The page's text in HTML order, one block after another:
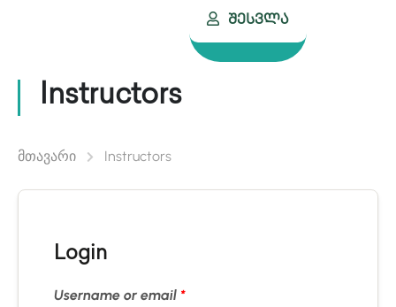
Შესვლა
Instructors
მთავარი Instructors
Login
Username or email *